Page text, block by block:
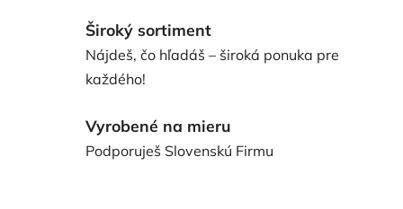
Široký sortiment
Nájdeš, čo hľadáš – široká ponuka pre
každého!
Vyrobené na mieru
Podporuješ Slovenskú Firmu